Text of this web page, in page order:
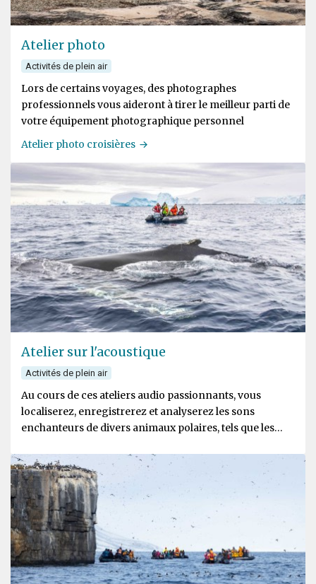
Atelier photo
Activités de plein air
Lors de certains voyages, des photographes
professionnels vous aideront à tirer le meilleur parti de
votre équipement photographique personnel
Atelier photo croisières
Atelier sur l'acoustique
Activités de plein air
Au cours de ces ateliers audio passionnants, vous
localiserez, enregistrerez et analyserez les sons
enchanteurs de divers animaux polaires, tels que les